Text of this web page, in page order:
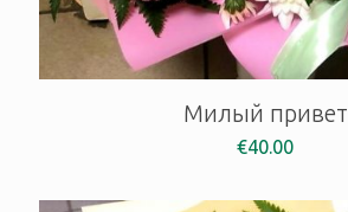
Милый привет
€40.00